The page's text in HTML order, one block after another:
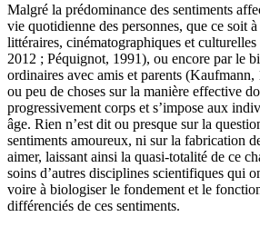
Malgré la prédominance des sentiments
vie quotidienne des personnes, que ce soit
littéraires, cinématographiques et
2012 ; Péquignot, 1991), ou encore par le
ordinaires avec amis et parents
ou peu de choses sur la manière effective
progressivement corps et s’impose aux
âge. Rien n’est dit ou presque sur la
sentiments amoureux, ni sur la fabrication
aimer, laissant ainsi la quasi-totalité de ce
soins d’autres disciplines scientifiques qui
voire à biologiser le fondement et le
différenciés de ces sentiments.